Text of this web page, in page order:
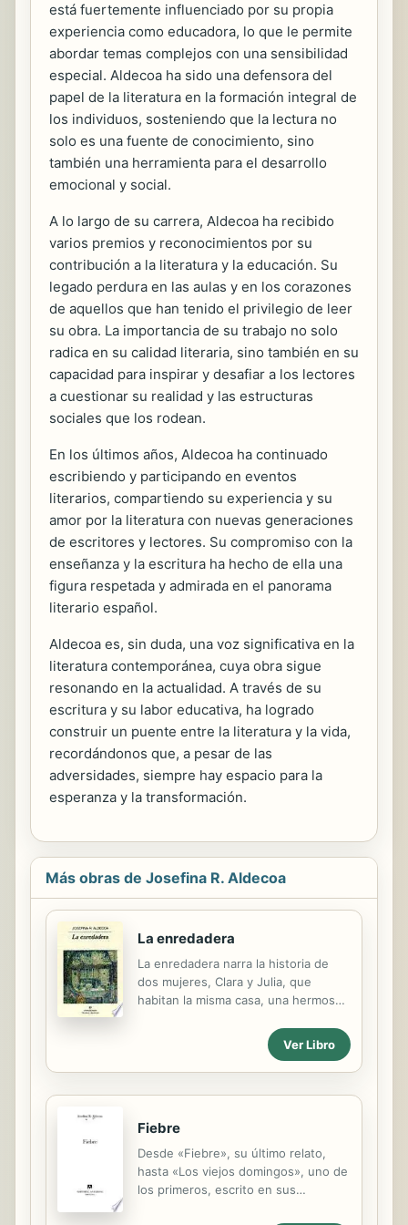
está fuertemente influenciado por su propia
experiencia como educadora, lo que le permite
abordar temas complejos con una sensibilidad
especial. Aldecoa ha sido una defensora del
papel de la literatura en la formación integral de
los individuos, sosteniendo que la lectura no
solo es una fuente de conocimiento, sino
también una herramienta para el desarrollo
emocional y social.
A lo largo de su carrera, Aldecoa ha recibido
varios premios y reconocimientos por su
contribución a la literatura y la educación. Su
legado perdura en las aulas y en los corazones
de aquellos que han tenido el privilegio de leer
su obra. La importancia de su trabajo no solo
radica en su calidad literaria, sino también en su
capacidad para inspirar y desafiar a los lectores
a cuestionar su realidad y las estructuras
sociales que los rodean.
En los últimos años, Aldecoa ha continuado
escribiendo y participando en eventos
literarios, compartiendo su experiencia y su
amor por la literatura con nuevas generaciones
de escritores y lectores. Su compromiso con la
enseñanza y la escritura ha hecho de ella una
figura respetada y admirada en el panorama
literario español.
Aldecoa es, sin duda, una voz significativa en la
literatura contemporánea, cuya obra sigue
resonando en la actualidad. A través de su
escritura y su labor educativa, ha logrado
construir un puente entre la literatura y la vida,
recordándonos que, a pesar de las
adversidades, siempre hay espacio para la
esperanza y la transformación.
Más obras de Josefina R. Aldecoa
La enredadera
La enredadera narra la historia de
dos mujeres, Clara y Julia, que
habitan la misma casa, una hermosa
España, con un siglo de diferencia.
La historia está contada en
contrapunto y el paralelo entre Clara,
«palacio» para su esposa-, y la
independiente Julia -que compra la
casa cien años después para pasar
vacaciones y breves períodos de
huida de la gran ciudad-, pone de
Ver Libro
Fiebre
Desde «Fiebre», su último relato,
hasta «Los viejos domingos», uno de
los primeros, escrito en sus